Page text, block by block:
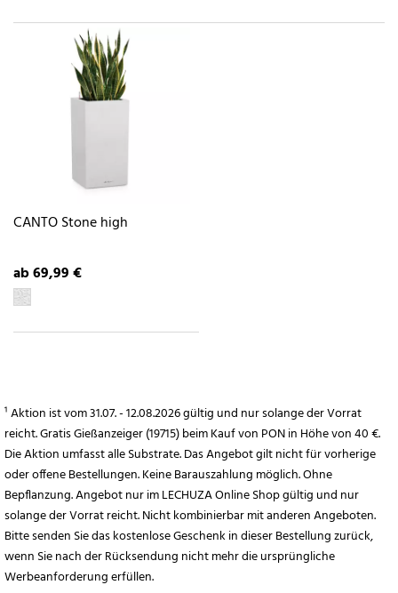
CANTO Stone high
ab 69,99 €
¹ Aktion ist vom 31.07. - 12.08.2026 gültig und nur solange der Vorrat
reicht. Gratis Gießanzeiger (19715) beim Kauf von PON in Höhe von 40 €.
Die Aktion umfasst alle Substrate. Das Angebot gilt nicht für vorherige
oder offene Bestellungen. Keine Barauszahlung möglich. Ohne
Bepflanzung. Angebot nur im LECHUZA Online Shop gültig und nur
solange der Vorrat reicht. Nicht kombinierbar mit anderen Angeboten.
Bitte senden Sie das kostenlose Geschenk in dieser Bestellung zurück,
wenn Sie nach der Rücksendung nicht mehr die ursprüngliche
Werbeanforderung erfüllen.